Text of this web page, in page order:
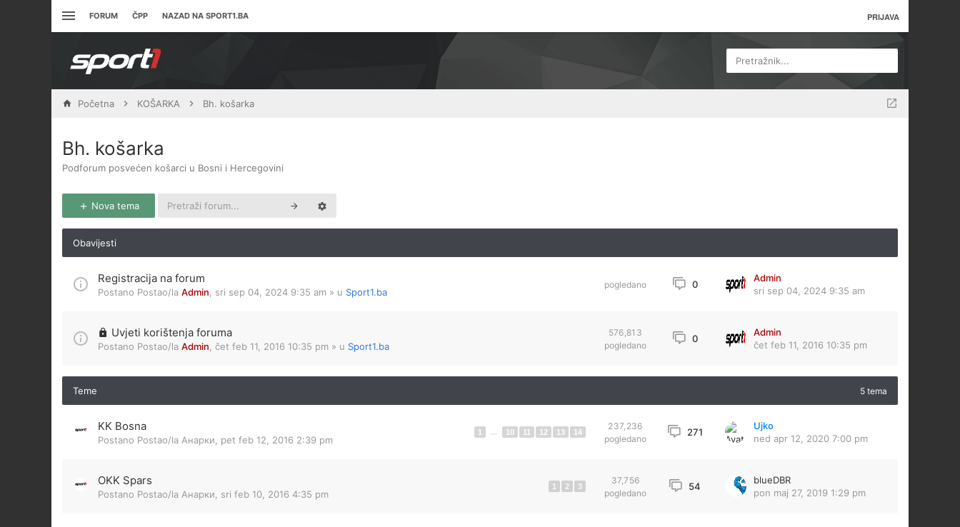
FORUM ČPP NAZAD NA SPORT1.BA PRIJAVA
Pretražnik...
Početna KOŠARKA Bh. košarka
Bh. košarka
Podforum posvećen košarci u Bosni i Hercegovini
Nova tema
Obavijesti
Registracija na forum
Postano Postao/la Admin sri sep 04, 2024 9:35 am » u Sport1.ba
pogledano 0
Admin
sri sep 04, 2024 9:35 am
Uvjeti korištenja foruma
Postano Postao/la Admin čet feb 11, 2016 10:35 pm » u Sport1.ba
576,813
pogledano
0
Admin
čet feb 11, 2016 10:35 pm
Teme 5 tema
KK Bosna
Postano Postao/la Анарки pet feb 12, 2016 2:39 pm
1 ... 10 11 12 13 14
237,236
pogledano
271
Ujko
ned apr 12, 2020 7:00 pm
OKK Spars
Postano Postao/la Анарки sri feb 10, 2016 4:35 pm
1 2 3
37,756
pogledano
54
blueDBR
pon maj 27, 2019 1:29 pm